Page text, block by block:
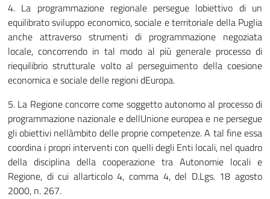
4. La programmazione regionale persegue lobiettivo di un
equilibrato sviluppo economico, sociale e territoriale della Puglia
anche attraverso strumenti di programmazione negoziata
locale, concorrendo in tal modo al più generale processo di
riequilibrio strutturale volto al perseguimento della coesione
economica e sociale delle regioni dEuropa.
5. La Regione concorre come soggetto autonomo al processo di
programmazione nazionale e dellUnione europea e ne persegue
gli obiettivi nellàmbito delle proprie competenze. A tal fine essa
coordina i propri interventi con quelli degli Enti locali, nel quadro
della disciplina della cooperazione tra Autonomie locali e
Regione, di cui allarticolo 4, comma 4, del D.Lgs. 18 agosto
2000, n. 267.